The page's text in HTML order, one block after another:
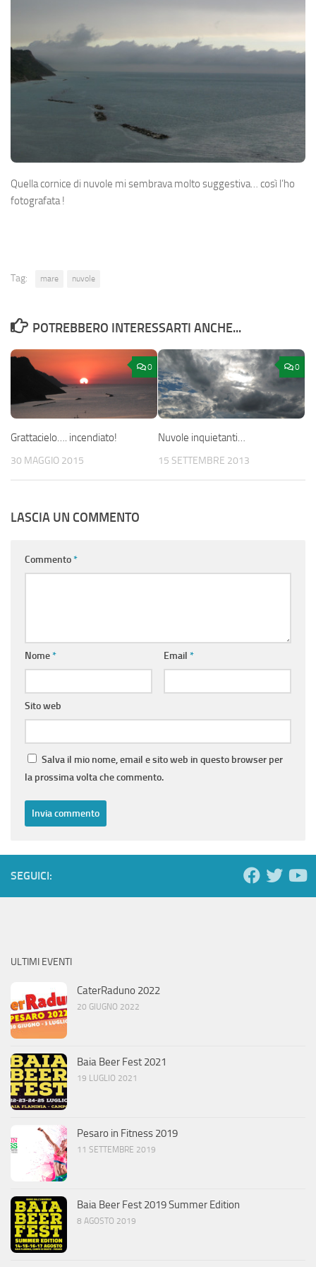
Quella cornice di nuvole mi sembrava molto suggestiva… così l’ho
fotografata !
Tag: mare nuvole
POTREBBERO INTERESSARTI ANCHE...
0
Grattacielo…. incendiato!
30 MAGGIO 2015
0
Nuvole inquietanti…
15 SETTEMBRE 2013
LASCIA UN COMMENTO
Commento*
Nome* Email *
Sito web
Salva il mio nome, email e sito web in questo browser per
la prossima volta che commento.
SEGUICI:
ULTIMI EVENTI
CaterRaduno 2022
20 GIUGNO 2022
Baia Beer Fest 2021
19 LUGLIO 2021
Pesaro in Fitness 2019
11 SETTEMBRE 2019
Baia Beer Fest 2019 Summer Edition
8 AGOSTO 2019